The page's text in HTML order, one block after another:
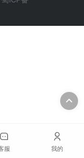
服 我的